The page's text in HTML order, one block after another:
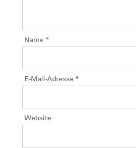
Name *
E-Mail-Adresse *
Website